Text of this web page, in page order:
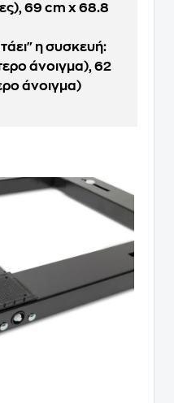
69 cm x 68.8
η συσκευή:
άνοιγμα), 62
άνοιγμα)